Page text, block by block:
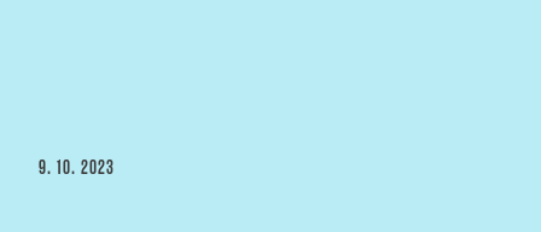
PUBLIKOVÁNO
9. 10. 2023